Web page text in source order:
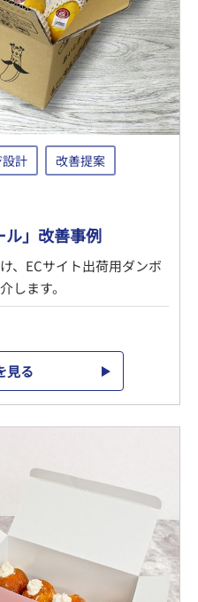
計 改善提案
ル」改善事例
、ECサイト出荷用ダンボ
します。
見る